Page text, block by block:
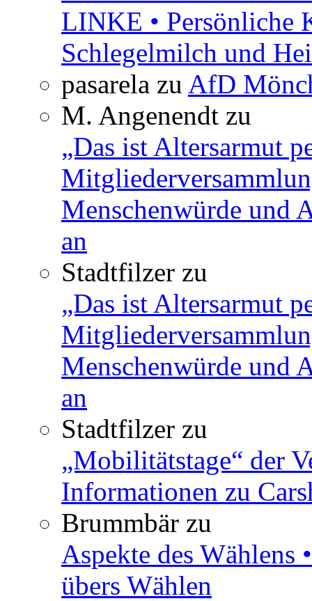
LINKE • Persönliche
Schlegelmilch und
pasarela zu AfD
M. Angenendt zu
„Das ist Altersarmut
Menschenwürde und
an
Stadtfilzer zu
„Das ist Altersarmut
Menschenwürde und
an
Stadtfilzer zu
„Mobilitätstage“ der
Informationen zu
Brummbär zu
Aspekte des
übers Wählen